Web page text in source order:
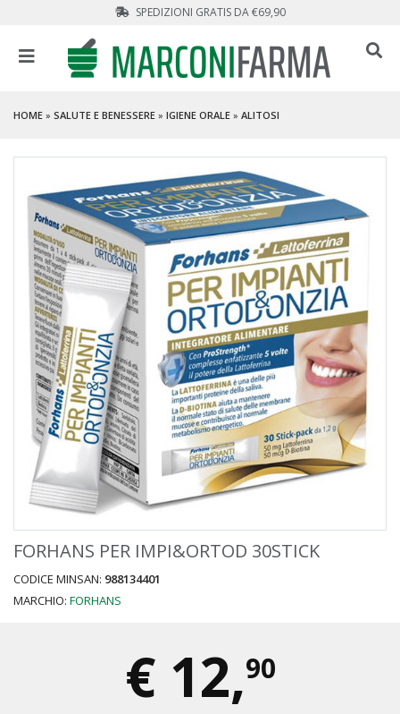
SPEDIZIONI GRATIS DA €69,90
HOME » SALUTE E BENESSERE » IGIENE ORALE » ALITOSI
FORHANS PER IMPI&ORTOD 30STICK
CODICE MINSAN: 988134401
MARCHIO: FORHANS
€ 12,90